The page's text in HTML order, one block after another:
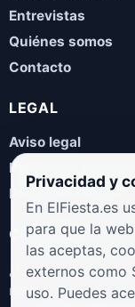
Entrevistas
Quiénes somos
Contacto
LEGAL
Aviso legal
Política de
Política de cookies
COLABORA
¿Eres artista,
novedades, galas,
Privacidad y
En ElFiesta.es
para que la
las aceptas,
externos como
uso. Puedes